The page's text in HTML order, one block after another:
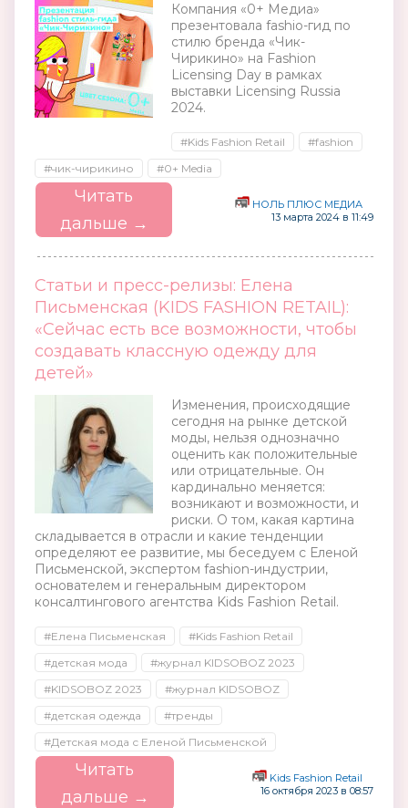
Компания «0+ Медиа»
презентовала fashio-гид по
стилю бренда «Чик-
Чирикино» на Fashion
Licensing Day в рамках
выставки Licensing Russia
2024.
#Kids Fashion Retail
#fashion
#чик-чирикино
#0+ Media
Читать
дальше →
НОЛЬ ПЛЮС МЕДИА
13 марта 2024 в 11:49
Статьи и пресс-релизы: Елена
Письменская (KIDS FASHION RETAIL):
«Сейчас есть все возможности, чтобы
создавать классную одежду для
детей»
Изменения, происходящие
сегодня на рынке детской
моды, нельзя однозначно
оценить как положительные
или отрицательные. Он
кардинально меняется:
возникают и возможности, и
риски. О том, какая картина
складывается в отрасли и какие тенденции
определяют ее развитие, мы беседуем с Еленой
Письменской, экспертом fashion-индустрии,
основателем и генеральным директором
консалтингового агентства Kids Fashion Retail.
#Елена Письменская
#Kids Fashion Retail
#детская мода
#журнал KIDSOBOZ 2023
#KIDSOBOZ 2023
#журнал KIDSOBOZ
#детская одежда
#тренды
#Детская мода с Еленой Письменской
Читать
дальше →
Kids Fashion Retail
16 октября 2023 в 08:57